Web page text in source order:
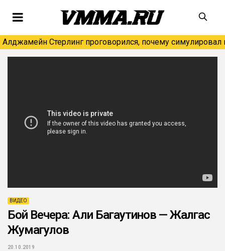
Алджамейн Стерлинг проговорился, почему симулировал
ВИДЕО
Бой Вечера: Али Багаутинов — Жалгас
Жумагулов
20.10.2019